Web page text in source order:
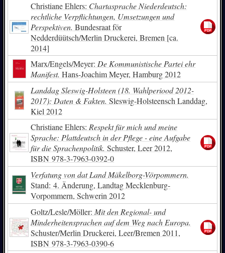
Christiane Ehlers: Chartasprache Niederdeutsch:
rechtliche Verpflichtungen, Umsetzungen und
Perspektiven. Bundesraat för
Nedderdüütsch/Merlin Druckerei, Bremen [ca.
2014]
Marx/Engels/Meyer: De Kommunistische Partei ehr
Manifest. Hans-Joachim Meyer, Hamburg 2012
Landdag Sleswig-Holsteen (18. Wahlperiood 2012-
2017): Daten & Fakten. Sleswig-Holsteensch Landdag,
Kiel 2012
Christiane Ehlers: Respekt für mich und meine
Sprache: Plattdeutsch in der Pflege - eine Aufgabe
für die Sprachenpolitik. Schuster, Leer 2012,
ISBN978-3-7963-0392-0
Verfatung von dat Land Mäkelborg-Vörpommern.
Stand: 4. Änderung, Landtag Mecklenburg-
Vorpommern, Schwerin 2012
Goltz/Lesle/Möller: Mit den Regional- und
Minderheitensprachen auf dem Weg nach Europa.
Schuster/Merlin Druckerei, Leer/Bremen 2011,
ISBN978-3-7963-0390-6